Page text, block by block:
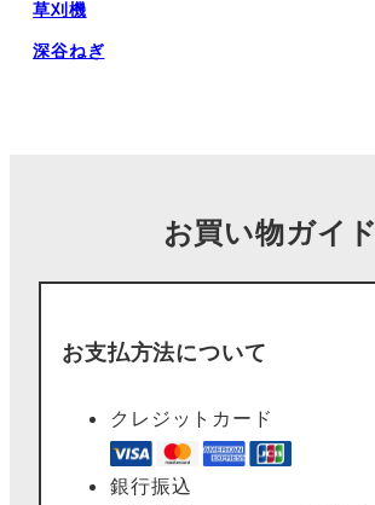
草刈機
深谷ねぎ
お買い物ガイド
お支払方法について
クレジットカード
銀行振込